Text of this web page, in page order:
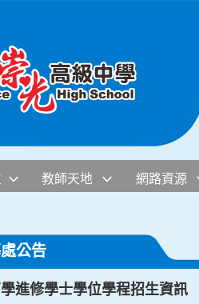
教師天地 網路資源
公告
進修學士學位學程招生資訊